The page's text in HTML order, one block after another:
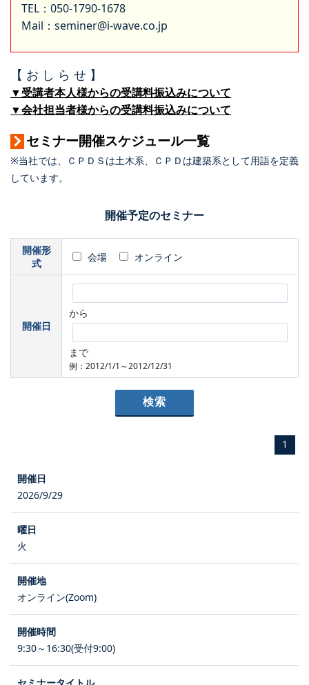
TEL：050-1790-1678
Mail：seminer@i-wave.co.jp
【 お し ら せ 】
▼受講者本人様からの受講料振込みについて
▼会社担当者様からの受講料振込みについて
セミナー開催スケジュール一覧
※当社では、ＣＰＤＳは土木系、ＣＰＤは建築系として用語を定義
しています。
開催予定のセミナー
開催形
式
会場 オンライン
開催日
から
まで
例：2012/1/1～2012/12/31
1
2026/9/29
火
オンライン(Zoom)
9:30～16:30(受付9:00)